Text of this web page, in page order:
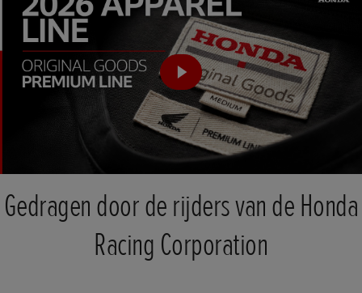
Gedragen door de rijders van de Honda
Racing Corporation